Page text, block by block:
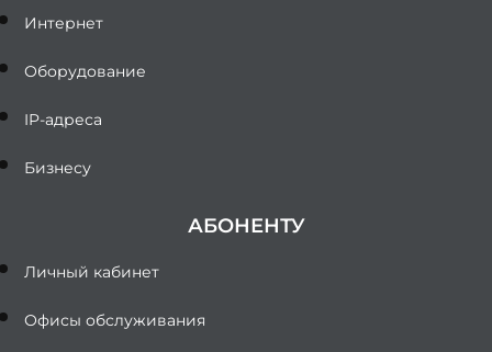
Интернет
Оборудование
IP-адреса
Бизнесу
АБОНЕНТУ
Личный кабинет
Офисы обслуживания